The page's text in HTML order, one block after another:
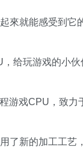
來就能感受到它
给玩游戏的小
游戏CPU，致力
了新的加工工艺